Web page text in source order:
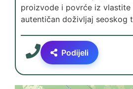
proizvode i povrće iz vlastite
autentičan doživljaj seoskog
Podijeli